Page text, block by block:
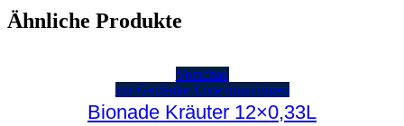
Ähnliche Produkte
Vorschau
zur Getränke-Liste hinzufügen
Bionade Kräuter 12×0,33L